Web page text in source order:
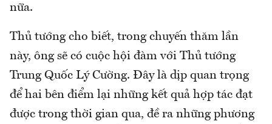
nữa.
Thủ tướng cho biết, trong chuyến thăm lần
này, ông sẽ có cuộc hội đàm với Thủ tướng
Trung Quốc Lý Cường. Đây là dịp quan trọng
để hai bên điểm lại những kết quả hợp tác đạt
được trong thời gian qua, đề ra những phương